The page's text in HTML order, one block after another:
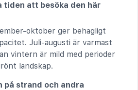
tiden att besöka den här
oktober ger behagligt
Juli-augusti är varmast
vintern är mild med perioder
landskap.
på strand och andra